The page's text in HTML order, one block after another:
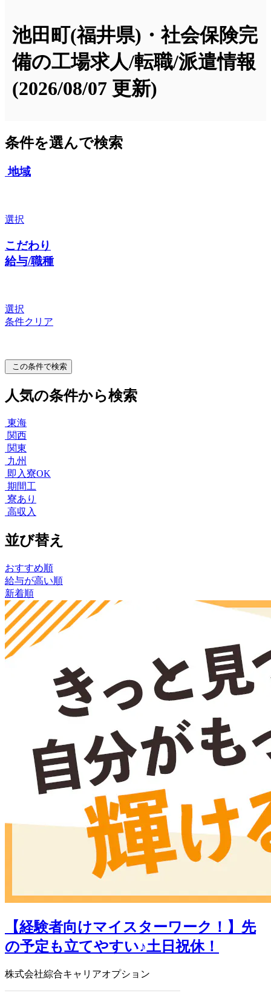
池田町(福井県)・社会保険完
備の工場求人/転職/派遣情報
(2026/08/07 更新)
条件を選んで検索
地域
選択
こだわり
給与/職種
選択
条件クリア
この条件で検索
人気の条件から検索
東海
関西
関東
九州
即入寮OK
期間工
寮あり
高収入
並び替え
おすすめ順
給与が高い順
新着順
【経験者向けマイスターワーク！】先
の予定も立てやすい♪土日祝休！
株式会社綜合キャリアオプション